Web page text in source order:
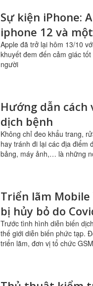
Sự kiện iPhone:
iphone 12 và
Apple đã trở lại hôm 13/10
khuyết đem đến cảm giác
người
Hướng dẫn
dịch bệnh
Không chỉ đeo khẩu trang,
hay tránh đi lại các địa điểm
bảng, máy ảnh,… là những
Triển lãm
bị hủy bỏ do
Trước tình hình diễn biến
thế giới diễn biến phức tạp.
triển lãm, đơn vị tổ chức